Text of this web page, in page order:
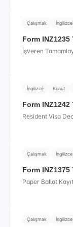
Çalışmak İngilizce
Form
İşveren
İngilizce Konut
Form
Resident Visa
Çalışmak İngilizce
Form
Paper Ballot
Çalışmak İngilizce